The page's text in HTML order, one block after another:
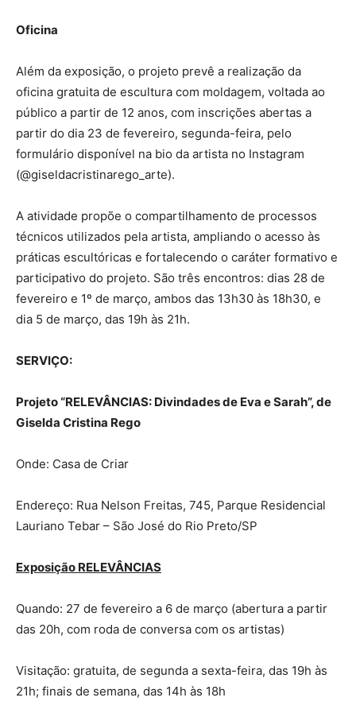
Oficina
Além da exposição, o projeto prevê a realização da
oficina gratuita de escultura com moldagem, voltada ao
público a partir de 12 anos, com inscrições abertas a
partir do dia 23 de fevereiro, segunda-feira, pelo
formulário disponível na bio da artista no Instagram
(@giseldacristinarego_arte).
A atividade propõe o compartilhamento de processos
técnicos utilizados pela artista, ampliando o acesso às
práticas escultóricas e fortalecendo o caráter formativo e
participativo do projeto. São três encontros: dias 28 de
fevereiro e 1º de março, ambos das 13h30 às 18h30, e
dia 5 de março, das 19h às 21h.
SERVIÇO:
Projeto “RELEVÂNCIAS: Divindades de Eva e Sarah”, de
Giselda Cristina Rego
Onde: Casa de Criar
Endereço: Rua Nelson Freitas, 745, Parque Residencial
Lauriano Tebar – São José do Rio Preto/SP
Exposição RELEVÂNCIAS
Quando: 27 de fevereiro a 6 de março (abertura a partir
das 20h, com roda de conversa com os artistas)
Visitação: gratuita, de segunda a sexta-feira, das 19h às
21h; finais de semana, das 14h às 18h